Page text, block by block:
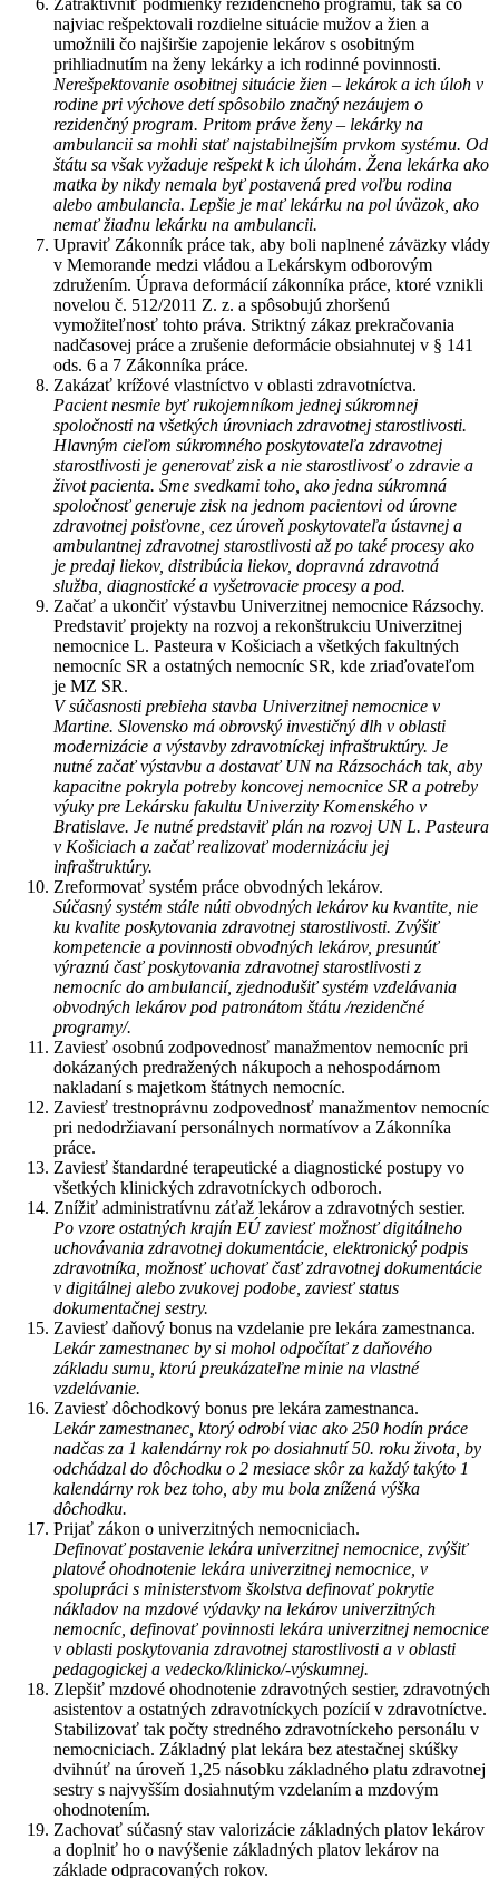
Zatraktívniť podmienky rezidenčného programu, tak sa čo
najviac rešpektovali rozdielne situácie mužov a žien a
umožnili čo najširšie zapojenie lekárov s osobitným
prihliadnutím na ženy lekárky a ich rodinné povinnosti.
Nerešpektovanie osobitnej situácie žien – lekárok a ich úloh v
rodine pri výchove detí spôsobilo značný nezáujem o
rezidenčný program. Pritom práve ženy – lekárky na
ambulancii sa mohli stať najstabilnejším prvkom systému. Od
štátu sa však vyžaduje rešpekt k ich úlohám. Žena lekárka ako
matka by nikdy nemala byť postavená pred voľbu rodina
alebo ambulancia. Lepšie je mať lekárku na pol úväzok, ako
nemať žiadnu lekárku na ambulancii.
Upraviť Zákonník práce tak, aby boli naplnené záväzky vlády
v Memorande medzi vládou a Lekárskym odborovým
združením. Úprava deformácií zákonníka práce, ktoré vznikli
novelou č. 512/2011 Z. z. a spôsobujú zhoršenú
vymožiteľnosť tohto práva. Striktný zákaz prekračovania
nadčasovej práce a zrušenie deformácie obsiahnutej v § 141
ods. 6 a 7 Zákonníka práce.
Zakázať krížové vlastníctvo v oblasti zdravotníctva.
Pacient nesmie byť rukojemníkom jednej súkromnej
spoločnosti na všetkých úrovniach zdravotnej starostlivosti.
Hlavným cieľom súkromného poskytovateľa zdravotnej
starostlivosti je generovať zisk a nie starostlivosť o zdravie a
život pacienta. Sme svedkami toho, ako jedna súkromná
spoločnosť generuje zisk na jednom pacientovi od úrovne
zdravotnej poisťovne, cez úroveň poskytovateľa ústavnej a
ambulantnej zdravotnej starostlivosti až po také procesy ako
je predaj liekov, distribúcia liekov, dopravná zdravotná
služba, diagnostické a vyšetrovacie procesy a pod.
Začať a ukončiť výstavbu Univerzitnej nemocnice Rázsochy.
Predstaviť projekty na rozvoj a rekonštrukciu Univerzitnej
nemocnice L. Pasteura v Košiciach a všetkých fakultných
nemocníc SR a ostatných nemocníc SR, kde zriaďovateľom
je MZ SR.
V súčasnosti prebieha stavba Univerzitnej nemocnice v
Martine. Slovensko má obrovský investičný dlh v oblasti
modernizácie a výstavby zdravotníckej infraštruktúry. Je
nutné začať výstavbu a dostavať UN na Rázsochách tak, aby
kapacitne pokryla potreby koncovej nemocnice SR a potreby
výuky pre Lekársku fakultu Univerzity Komenského v
Bratislave. Je nutné predstaviť plán na rozvoj UN L. Pasteura
v Košiciach a začať realizovať modernizáciu jej
infraštruktúry.
Zreformovať systém práce obvodných lekárov.
Súčasný systém stále núti obvodných lekárov ku kvantite, nie
ku kvalite poskytovania zdravotnej starostlivosti. Zvýšiť
kompetencie a povinnosti obvodných lekárov, presunúť
výraznú časť poskytovania zdravotnej starostlivosti z
nemocníc do ambulancií, zjednodušiť systém vzdelávania
obvodných lekárov pod patronátom štátu /rezidenčné
programy/.
Zaviesť osobnú zodpovednosť manažmentov nemocníc pri
dokázaných predražených nákupoch a nehospodárnom
nakladaní s majetkom štátnych nemocníc.
Zaviesť trestnoprávnu zodpovednosť manažmentov nemocníc
pri nedodržiavaní personálnych normatívov a Zákonníka
práce.
Zaviesť štandardné terapeutické a diagnostické postupy vo
všetkých klinických zdravotníckych odboroch.
Znížiť administratívnu záťaž lekárov a zdravotných sestier.
Po vzore ostatných krajín EÚ zaviesť možnosť digitálneho
uchovávania zdravotnej dokumentácie, elektronický podpis
zdravotníka, možnosť uchovať časť zdravotnej dokumentácie
v digitálnej alebo zvukovej podobe, zaviesť status
dokumentačnej sestry.
Zaviesť daňový bonus na vzdelanie pre lekára zamestnanca.
Lekár zamestnanec by si mohol odpočítať z daňového
základu sumu, ktorú preukázateľne minie na vlastné
vzdelávanie.
Zaviesť dôchodkový bonus pre lekára zamestnanca.
Lekár zamestnanec, ktorý odrobí viac ako 250 hodín práce
nadčas za 1 kalendárny rok po dosiahnutí 50. roku života, by
odchádzal do dôchodku o 2 mesiace skôr za každý takýto 1
kalendárny rok bez toho, aby mu bola znížená výška
dôchodku.
Prijať zákon o univerzitných nemocniciach.
Definovať postavenie lekára univerzitnej nemocnice, zvýšiť
platové ohodnotenie lekára univerzitnej nemocnice, v
spolupráci s ministerstvom školstva definovať pokrytie
nákladov na mzdové výdavky na lekárov univerzitných
nemocníc, definovať povinnosti lekára univerzitnej nemocnice
v oblasti poskytovania zdravotnej starostlivosti a v oblasti
pedagogickej a vedecko/klinicko/-výskumnej.
Zlepšiť mzdové ohodnotenie zdravotných sestier, zdravotných
asistentov a ostatných zdravotníckych pozícií v zdravotníctve.
Stabilizovať tak počty stredného zdravotníckeho personálu v
nemocniciach. Základný plat lekára bez atestačnej skúšky
dvihnúť na úroveň 1,25 násobku základného platu zdravotnej
sestry s najvyšším dosiahnutým vzdelaním a mzdovým
ohodnotením.
Zachovať súčasný stav valorizácie základných platov lekárov
a doplniť ho o navýšenie základných platov lekárov na
základe odpracovaných rokov.